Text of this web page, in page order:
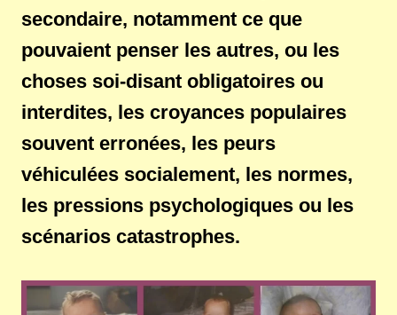
secondaire, notamment ce que
pouvaient penser les autres, ou les
choses soi-disant obligatoires ou
interdites, les croyances populaires
souvent erronées, les peurs
véhiculées socialement, les normes,
les pressions psychologiques ou les
scénarios catastrophes.